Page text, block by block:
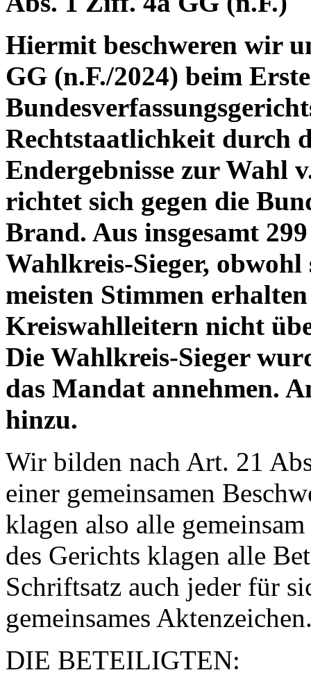
Hiermit beschweren wir
GG (n.F./2024) beim
Rechtstaatlichkeit durch
Endergebnisse zur Wahl
richtet sich gegen die
Brand. Aus insgesamt
Wahlkreis-Sieger,
meisten Stimmen
Kreiswahlleitern nicht
Die Wahlkreis-Sieger
das Mandat annehmen.
hinzu.
Wir bilden nach Art. 21
einer gemeinsamen
klagen also alle
des Gerichts klagen alle
Schriftsatz auch jeder für
gemeinsames
DIE BETEILIGTEN: